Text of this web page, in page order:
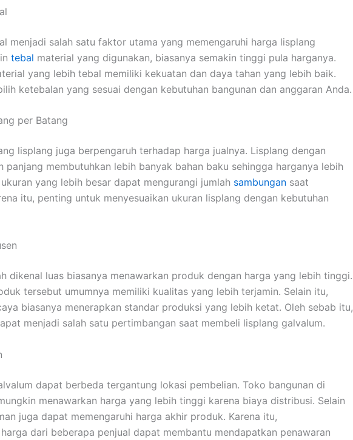
menjadi salah satu faktor utama yang memengaruhi harga lisplang
tebal material yang digunakan, biasanya semakin tinggi pula harganya.
yang lebih tebal memiliki kekuatan dan daya tahan yang lebih baik.
ketebalan yang sesuai dengan kebutuhan bangunan dan anggaran Anda.
per Batang
lisplang juga berpengaruh terhadap harga jualnya. Lisplang dengan
panjang membutuhkan lebih banyak bahan baku sehingga harganya lebih
yang lebih besar dapat mengurangi jumlah sambungan saat
itu, penting untuk menyesuaikan ukuran lisplang dengan kebutuhan
dikenal luas biasanya menawarkan produk dengan harga yang lebih tinggi.
tersebut umumnya memiliki kualitas yang lebih terjamin. Selain itu,
biasanya menerapkan standar produksi yang lebih ketat. Oleh sebab itu,
menjadi salah satu pertimbangan saat membeli lisplang galvalum.
dapat berbeda tergantung lokasi pembelian. Toko bangunan di
menawarkan harga yang lebih tinggi karena biaya distribusi. Selain
juga dapat memengaruhi harga akhir produk. Karena itu,
dari beberapa penjual dapat membantu mendapatkan penawaran